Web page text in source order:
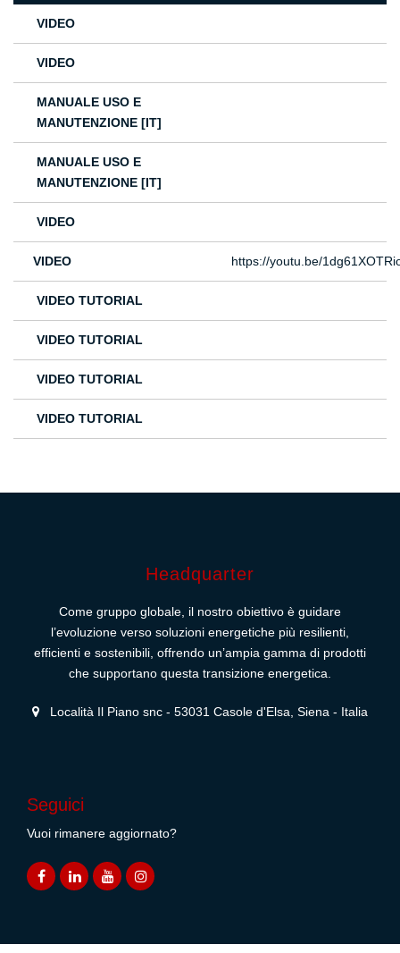
VIDEO
VIDEO
MANUALE USO E
MANUTENZIONE [IT]
MANUALE USO E
MANUTENZIONE [IT]
VIDEO
VIDEO https://youtu.be/
VIDEO TUTORIAL
VIDEO TUTORIAL
VIDEO TUTORIAL
VIDEO TUTORIAL
Headquarter
Come gruppo globale, il nostro obiettivo è guidare
l’evoluzione verso soluzioni energetiche più resilienti,
efficienti e sostenibili, offrendo un’ampia gamma di prodotti
che supportano questa transizione energetica.
Località Il Piano snc - 53031 Casole d'Elsa, Siena - Italia
Seguici
Vuoi rimanere aggiornato?